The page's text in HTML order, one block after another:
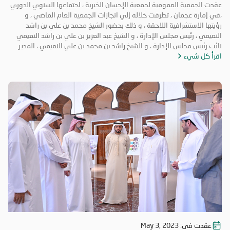
من تحقيق المستهدفات التي وضعتها نصب عينيها ، و استطاعت الوصول إلي
الفئات الأكثر ضعفاً في المجتمع ، مشيراً إلي أن الأهمية القصوى هي دعم
من يحتاج إلي عون و مساندة. و قال : إن هذا ليس كل شيء ، فنحن نسعي
إلى التطوير و الابتكار ، و النهوض بالكوادر ، كي نحافظ على استدامة العمل
الخيري ، و تنفيذ خطط الجمعية الاستراتيجية ، و توسيع قاعدة المستفيدين ، و
إيجاد آليات. للوصول إلي الفئات المستحقة. و تخلل الاجتماع مناقشات هدفت
التطوير و الابتكار ، و التقدم بالمستوي إلي مراتب متقدمة. و في ختام
الاجتماع ، وجه الشيخ راشد بن محمد بن علي بن راشد النعيمي ، الشكر لجنود
الخير ، الذين وقفوا علي حاجات الناس و لبّوها ، مبدياً سعادته من النتائج التي
تبشر بمستقبل أكثر عطاءً يساهم في الأعمال الخيرية و الإنسانية بشكل فاعل.
العمومية لعام 2023
عقدت الجمعية العمومية لجمعية الإحسان الخيرية ، اجتماعها السنوي الدوري
،في إمارة عجمان ، تطرقت خلاله إلي انجازات الجمعية العام الماضي ، و
رؤيتها الاستشرافية اللاحقة ، و ذلك بحضور الشيخ محمد بن علي بن راشد
النعيمي ، رئيس مجلس الإدارة ، و الشيخ عبد العزيز بن علي بن راشد النعيمي
نائب رئيس مجلس الإدارة ، و الشيخ راشد بن محمد بن علي النعيمي ، المدير
الصعاب أمامها ، كما أكد فخره بما تحقق من إنجازات نوعية ، خلال الفترة
الماضية ، متمنياً الاستمرار في تحقيق الخطط الاستراتيجية و أهدافها
المرسومة ، و أداء رسالتها السامية ، و تحقيق الاستدامة في مد يد العون لكل
محتاج ، عبر بناء الثقة بين الجمعية و المجتمع. و تقدم الشيخ عبد العزيز بن علي
بن راشد النعيمي ، خلال مداخلته ، بالشكر و الامتنان على كل الدعم و الجهود
أن طريق النجاح و الفلاح هو طريق يتم تصميمه بدقة بالغة من خلال أطر
تنظيمية يتم فيها تحديد النظام و الأهداف و المهام و أشكال التدريب
المطلوبة و سبل الدعم و التيسير ، و هو الأمر الذي نعمل من خلاله و نسعي
إلي استكماله بفضل دعمكم و تعاونكم الدائم . و أضاف الشيخ عبد العزيز :
نستذكر معاً الآن العام الماضي ٢٠٢٢ و نري ما كان فيه من تحديات و إنجازات
، لندرك بأننا نسير علي الطريق الصحيح ، مؤكداً أن العمل الخيري المستدام في
عمقه يسعى إلى تمكين الأفراد و نصرتهم حتى يتمكنوا من الإسهام بشكل
فعّال في خدمة المجتمع ، و في تطوير أنفسهم و قدراتهم من أجل خلق
اقرأ كل شيء
عقدت في: May 3, 2023